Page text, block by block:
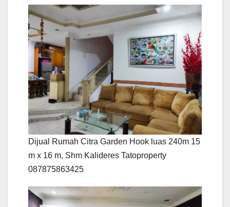
Dijual Rumah Citra Garden Hook luas 240m 15
m x 16 m, Shm Kalideres Tatoproperty
087875863425